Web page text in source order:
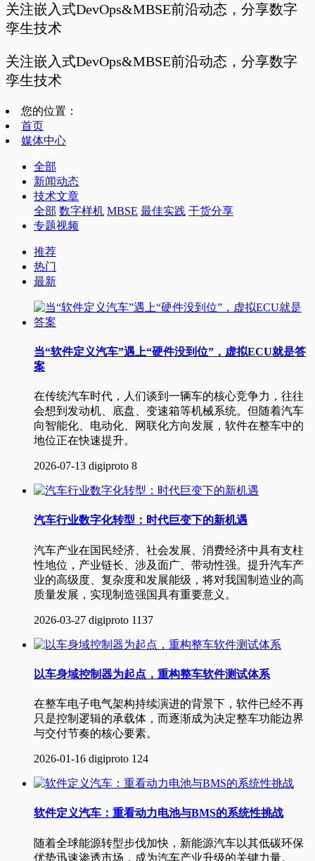
关注嵌入式DevOps&MBSE前沿动态，分享数字
孪生技术
关注嵌入式DevOps&MBSE前沿动态，分享数字
孪生技术
您的位置：
首页
媒体中心
全部
新闻动态
技术文章
全部 数字样机 MBSE 最佳实践 干货分享
专题视频
推荐
热门
最新
当“软件定义汽车”遇上“硬件没到位”，虚拟ECU就是答
案
在传统汽车时代，人们谈到一辆车的核心竞争力，往往
会想到发动机、底盘、变速箱等机械系统。但随着汽车
向智能化、电动化、网联化方向发展，软件在整车中的
地位正在快速提升。
2026-07-13 digiproto 8
汽车行业数字化转型：时代巨变下的新机遇
汽车产业在国民经济、社会发展、消费经济中具有支柱
性地位，产业链长、涉及面广、带动性强。提升汽车产
业的高级度、复杂度和发展能级，将对我国制造业的高
质量发展，实现制造强国具有重要意义。
2026-03-27 digiproto 1137
以车身域控制器为起点，重构整车软件测试体系
在整车电子电气架构持续演进的背景下，软件已经不再
只是控制逻辑的承载体，而逐渐成为决定整车功能边界
与交付节奏的核心要素。
2026-01-16 digiproto 124
软件定义汽车：重看动力电池与BMS的系统性挑战
随着全球能源转型步伐加快，新能源汽车以其低碳环保
优势迅速渗透市场，成为汽车产业升级的关键力量。